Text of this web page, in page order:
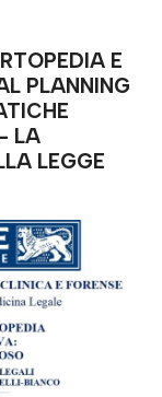
E
PLANNING
LA
LEGGE